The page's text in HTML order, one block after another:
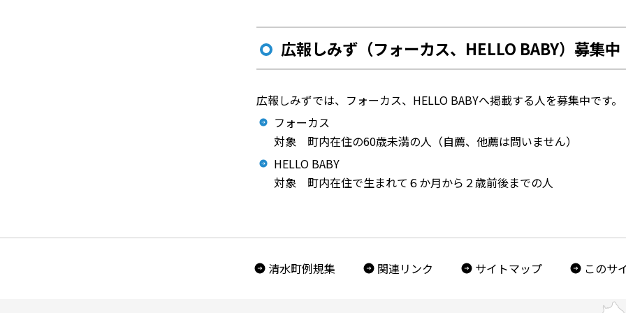
広報しみず（フォーカス、HELLO BABY）募集中
広報しみずでは、フォーカス、HELLO BABYへ掲載する人を募集中です。
フォーカス
対象 町内在住の60歳未満の人（自薦、他薦は問いません）
HELLO BABY
対象 町内在住で生まれて６か月から２歳前後までの人
清水町例規集 関連リンク サイトマップ このサ